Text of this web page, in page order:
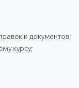
и документов;
курсу;